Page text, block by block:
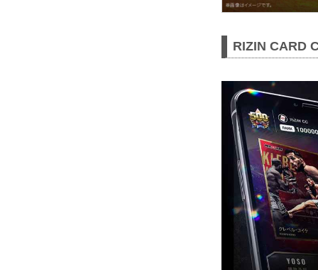
RIZIN CARD